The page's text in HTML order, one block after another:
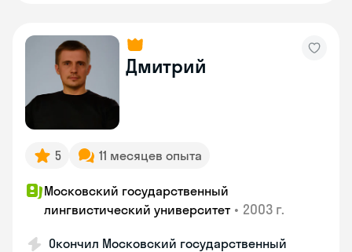
Дмитрий
5 11 месяцев опыта
Московский государственный
лингвистический университет • 2003 г.
Окончил Московский государственный